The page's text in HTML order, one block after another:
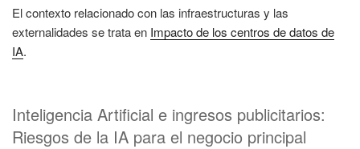
El contexto relacionado con las infraestructuras y las
externalidades se trata en Impacto de los centros de datos de
IA.
Inteligencia Artificial e ingresos publicitarios:
Riesgos de la IA para el negocio principal